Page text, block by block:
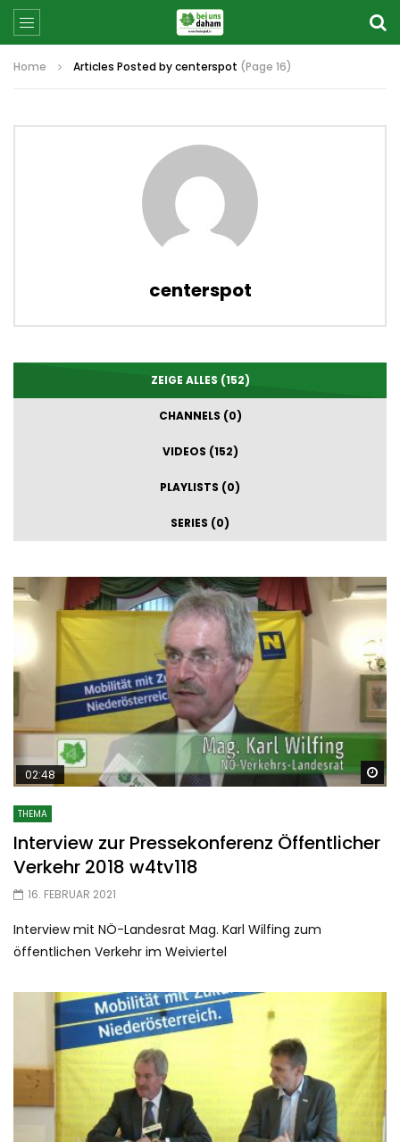
Home Articles Posted by centerspot (Page 16)
centerspot
ZEIGE ALLES (152)
CHANNELS (0)
VIDEOS (152)
PLAYLISTS (0)
SERIES (0)
02:48
THEMA
Interview zur Pressekonferenz Öffentlicher
Verkehr 2018 w4tv118
16. FEBRUAR 2021
Interview mit NÖ-Landesrat Mag. Karl Wilfing zum
öffentlichen Verkehr im Weiviertel